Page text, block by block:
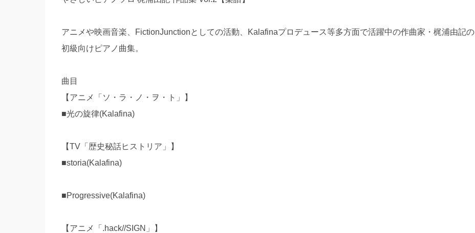
アニメや映画音楽、FictionJunctionとしての活動、Kalafinaプロデュース等多方面で活躍中の作曲家・梶浦由記の
初級向けピアノ曲集。
曲目
【アニメ「ソ・ラ・ノ・ヲ・ト」】
■光の旋律(Kalafina)
【TV「歴史秘話ヒストリア」】
■storia(Kalafina)
■Progressive(Kalafina)
【アニメ「.hack//SIGN」】